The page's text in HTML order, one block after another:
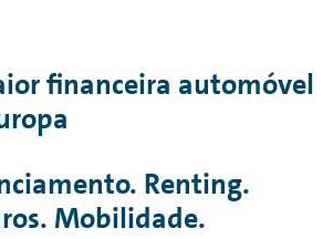
financeira automóvel
Renting.
Mobilidade.